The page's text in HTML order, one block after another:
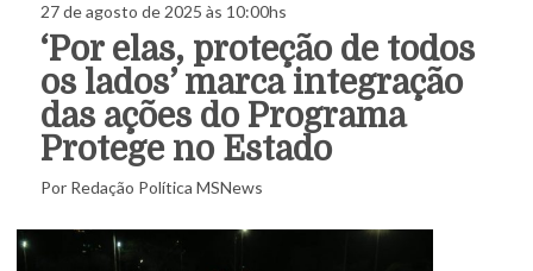
27 de agosto de 2025 às 10:00hs
‘Por elas, proteção de todos
os lados’ marca integração
das ações do Programa
Protege no Estado
Por Redação Política MSNews